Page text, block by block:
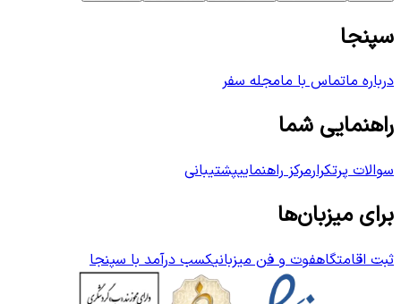
سپنجا
درباره ماتماس با مامجله سفر
راهنمایی شما
سوالات پرتکرارمرکز راهنماییپشتیبانی
برای میزبان‌ها
ثبت اقامتگاهفوت و فن میزبانیکسب درآمد با سپنجا